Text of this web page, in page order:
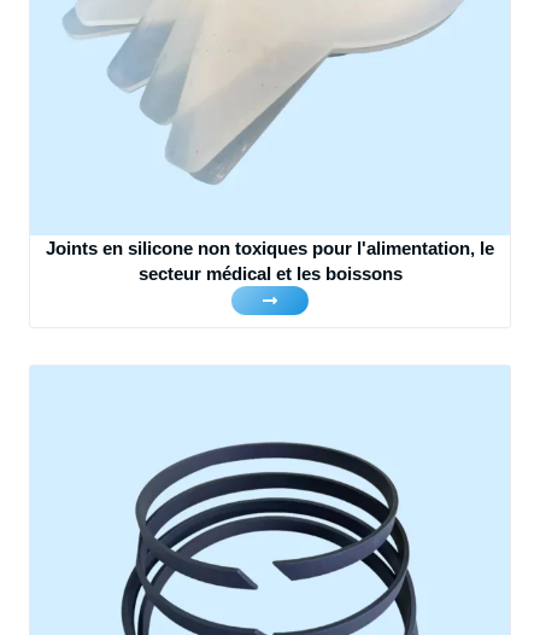
Joints en silicone non toxiques pour l'alimentation, le
secteur médical et les boissons